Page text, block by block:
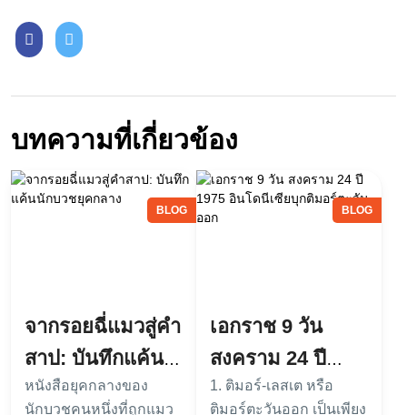
บทความที่เกี่ยวข้อง
BLOG
จากรอยฉี่แมวสู่คำ
สาป: บันทึกแค้น
นักบวชยุคกลาง
หนังสือยุคกลางของ
นักบวชคนหนึ่งที่ถูกแมว
BLOG
เอกราช 9 วัน
สงคราม 24 ปี
1975 อินโดนีเซีย
1. ติมอร์-เลสเต หรือ
ติมอร์ตะวันออก เป็นเพียง